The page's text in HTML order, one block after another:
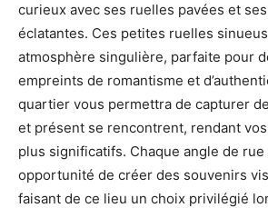
curieux avec ses ruelles pavées et
éclatantes. Ces petites ruelles
atmosphère singulière, parfaite pour
empreints de romantisme et
quartier vous permettra de capturer
et présent se rencontrent, rendant
plus significatifs. Chaque angle de
opportunité de créer des souvenirs
faisant de ce lieu un choix privilégié